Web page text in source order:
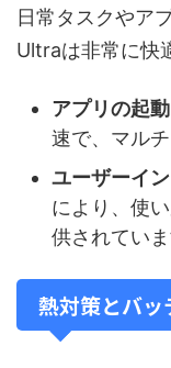
日常タスクやア
Ultraは非常に快
アプリの起
速で、マル
ユーザーイ
により、使
供されていま
熱対策とバッ